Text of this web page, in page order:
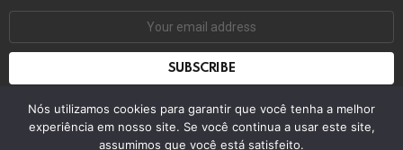
Nós utilizamos cookies para garantir que você tenha a melhor
experiência em nosso site. Se você continua a usar este site,
assumimos que você está satisfeito.